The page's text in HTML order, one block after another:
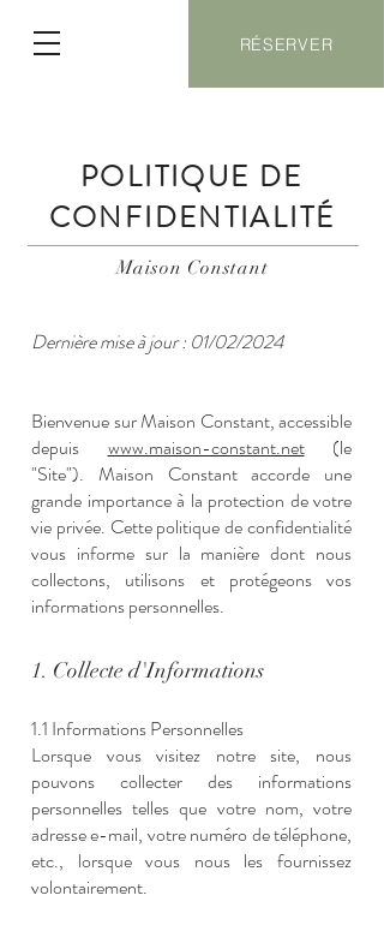
RÉSERVER
POLITIQUE DE
CONFIDENTIALITÉ
Maison Constant
Dernière mise à jour : 01/02/2024
Bienvenue sur Maison Constant, accessible
depuis www.maison-constant.net(le
"Site"). Maison Constant accorde une
grande importance à la protection de votre
vie privée. Cette politique de confidentialité
vous informe sur la manière dont nous
collectons, utilisons et protégeons vos
informations personnelles.
1. Collecte d'Informations
1.1 Informations Personnelles
Lorsque vous visitez notre site, nous
pouvons collecter des informations
personnelles telles que votre nom, votre
adresse e-mail, votre numéro de téléphone,
etc., lorsque vous nous les fournissez
volontairement.